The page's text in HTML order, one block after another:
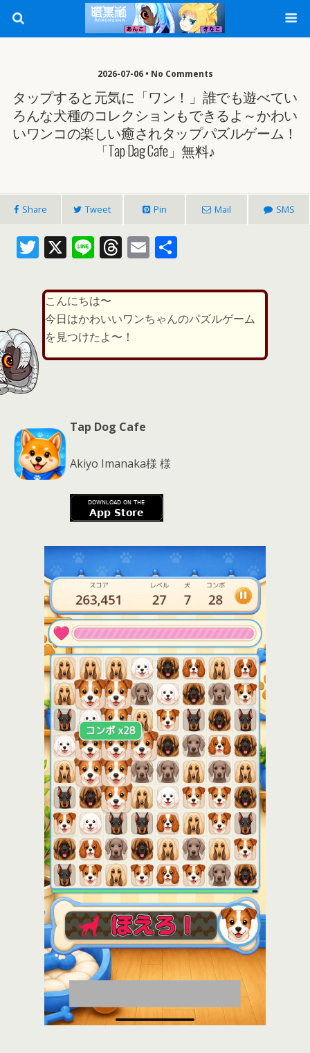
2026-07-06 • No Comments
タップすると元気に「ワン！」誰でも遊べてい
ろんな犬種のコレクションもできるよ～かわい
いワンコの楽しい癒されタップパズルゲーム！
「Tap Dag Cafe」無料♪
Share Tweet Pin Mail SMS
T
itt
er
X Li
e
T
re
a
d
s
E
ai
l
こんにちは〜
今日はかわいいワンちゃんのパズルゲーム
を見つけたよ〜！
Tap Dog Cafe
Akiyo Imanaka様 様